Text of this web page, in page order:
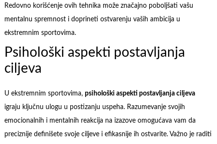
Redovno korišćenje ovih tehnika može značajno poboljšati vašu
mentalnu spremnost i doprineti ostvarenju vaših ambicija u
ekstremnim sportovima.
Psihološki aspekti postavljanja
ciljeva
U ekstremnim sportovima, psihološki aspekti postavljanja ciljeva
igraju ključnu ulogu u postizanju uspeha. Razumevanje svojih
emocionalnih i mentalnih reakcija na izazove omogućava vam da
preciznije definišete svoje ciljeve i efikasnije ih ostvarite. Važno je raditi